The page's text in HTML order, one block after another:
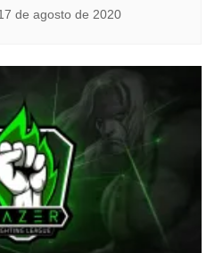
de agosto de 2020